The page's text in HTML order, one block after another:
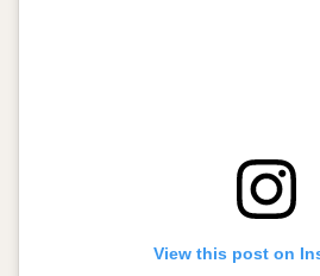
View this post on